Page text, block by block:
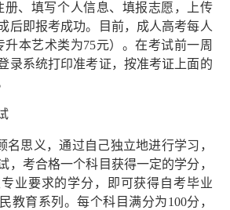
册、填写个人信息、填报志愿，上传
后即报考成功。目前，成人高考每人
升本艺术类为75元）。在考试前一周
录系统打印准考证，按准考证上面的
思义，通过自己独立地进行学习，
，考合格一个科目获得一定的学分，
业要求的学分，即可获得自考毕业
教育系列。每个科目满分为100分，